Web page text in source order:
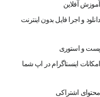
آموزش آفلاین
دانلود و اجرا فایل بدون اینترنت
پست و استوری
امکانات اینستاگرام در اپ شما
محتوای اشتراکی